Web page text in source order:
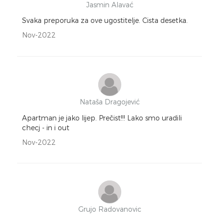
Jasmin Alavać
Svaka preporuka za ove ugostitelje. Cista desetka.
Nov-2022
Nataša Dragojević
Apartman je jako lijep. Prečist!!! Lako smo uradili
checj - in i out
Nov-2022
Grujo Radovanovic